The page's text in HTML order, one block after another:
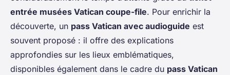
entrée musées Vatican coupe-file. Pour enrichir la
découverte, un pass Vatican avec audioguide est
souvent proposé : il offre des explications
approfondies sur les lieux emblématiques,
disponibles également dans le cadre du pass Vatican